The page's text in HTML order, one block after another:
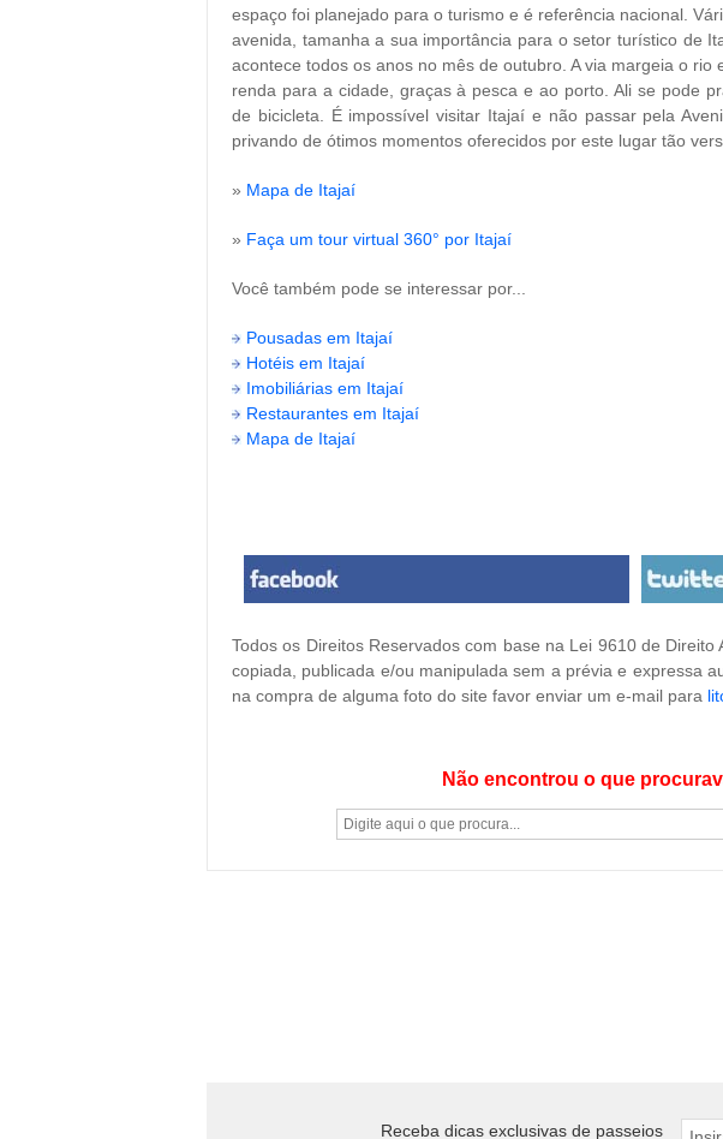
espaço foi planejado para o turismo e é referência nacional.
avenida, tamanha a sua importância para o setor turístico de
acontece todos os anos no mês de outubro. A via margeia o
renda para a cidade, graças à pesca e ao porto. Ali se pode
de bicicleta. É impossível visitar Itajaí e não passar pela
privando de ótimos momentos oferecidos por este lugar tão
» Mapa de Itajaí
» Faça um tour virtual 360° por Itajaí
Você também pode se interessar por...
Pousadas em Itajaí
Hotéis em Itajaí
Imobiliárias em Itajaí
Restaurantes em Itajaí
Mapa de Itajaí
Todos os Direitos Reservados com base na Lei 9610 de Direito
copiada, publicada e/ou manipulada sem a prévia e expressa
na compra de alguma foto do site favor enviar um e-mail para
Não encontrou o que
Receba dicas exclusivas de passeios